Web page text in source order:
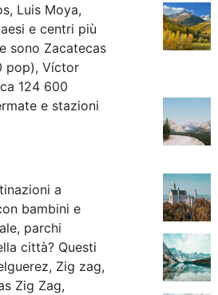
Luis Moya,
e centri più
sono Zacatecas
pop), Víctor
124 600
e stazioni
a
bambini e
parchi
città? Questi
Zig zag,
Zig Zag,